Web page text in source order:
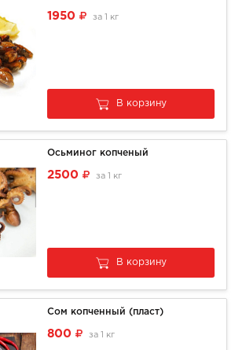
1950 за 1 кг
В корзину
Осьминог копченый
2500 за 1 кг
В корзину
Сом копченный (пласт)
800 за 1 кг